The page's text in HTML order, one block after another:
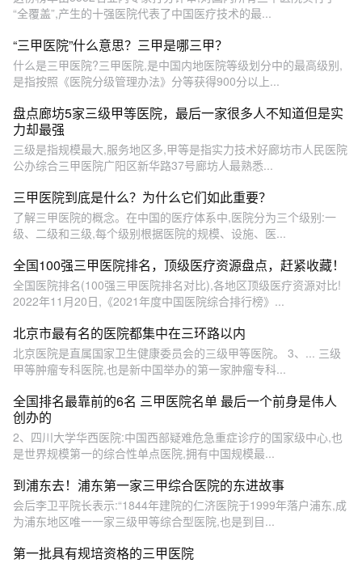
“全覆盖”,产生的十强医院代表了中国医疗技术的最...
“三甲医院”什么意思？三甲是哪三甲？
什么是三甲医院?三甲医院,是中国内地医院等级划分中的最高级别,
是指按照《医院分级管理办法》分等获得900分以上...
盘点廊坊5家三级甲等医院，最后一家很多人不知道但是实
力却最强
三级是指规模最大,服务地区多,甲等是指实力技术好廊坊市人民医院
公办综合三甲医院广阳区新华路37号廊坊人最熟悉...
三甲医院到底是什么？为什么它们如此重要？
了解三甲医院的概念。在中国的医疗体系中,医院分为三个级别:一
级、二级和三级,每个级别根据医院的规模、设施、医...
全国100强三甲医院排名，顶级医疗资源盘点，赶紧收藏！
全国医院排名(100强三甲医院排名对比),各地区顶级医疗资源对比!
2022年11月20日,《2021年度中国医院综合排行榜》...
北京市最有名的医院都集中在三环路以内
北京医院是直属国家卫生健康委员会的三级甲等医院。 3、... 三级
甲等肿瘤专科医院,也是新中国举办的第一家肿瘤专科...
全国排名最靠前的6名 三甲医院名单 最后一个前身是伟人
创办的
2、四川大学华西医院:中国西部疑难危急重症诊疗的国家级中心,也
是世界规模第一的综合性单点医院,拥有中国规模最...
到浦东去！浦东第一家三甲综合医院的东进故事
会后李卫平院长表示:“1844年建院的仁济医院于1999年落户浦东,成
为浦东地区唯一一家三级甲等综合型医院,也是到目...
第一批具有规培资格的三甲医院